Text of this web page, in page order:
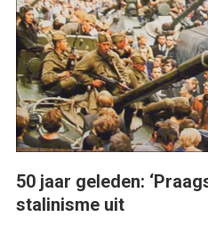
50 jaar geleden:
stalinisme uit